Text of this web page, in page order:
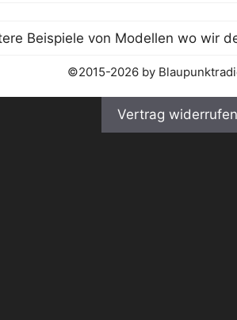
©2015-2026 by
Vertrag widerrufen